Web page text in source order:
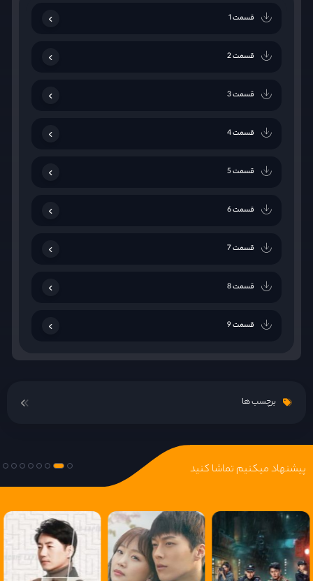
قسمت 1
قسمت 2
قسمت 3
قسمت 4
قسمت 5
قسمت 6
قسمت 7
قسمت 8
قسمت 9
قسمت 10
قسمت 11
قسمت 14
قسمت 15
برچسب ها
پیشنهاد میکنیم تماشا کنید